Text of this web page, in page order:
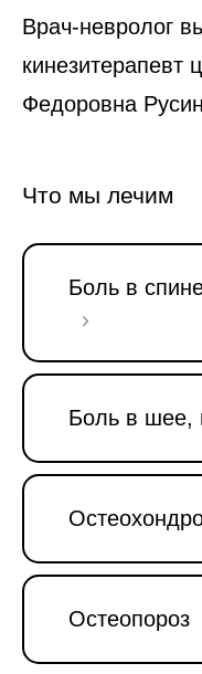
Врач-невролог
кинезитерапевт
Федоровна
Что мы лечим
Боль в
Боль в шее,
Остеопороз